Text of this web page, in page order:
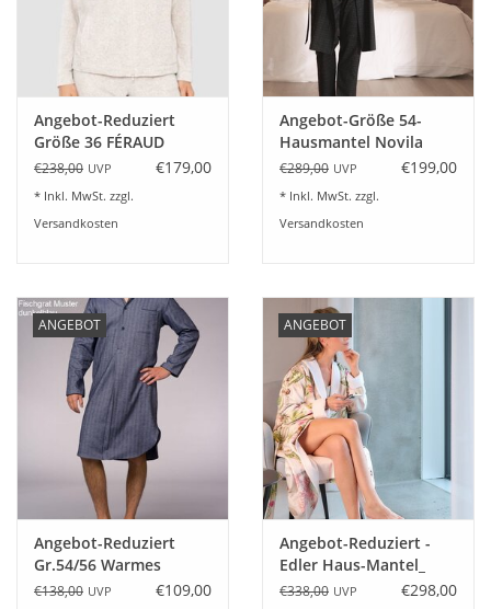
Angebot-Reduziert
Größe 36 FÉRAUD
Kuscheliger Hausanzug
Fleece-heather nature
€238,00 UVP €179,00
* Inkl. MwSt. zzgl.
Versandkosten
Angebot-Größe 54-
Hausmantel Novila
LORD 8214 Twill Karo
€289,00 UVP €199,00
* Inkl. MwSt. zzgl.
Versandkosten
ANGEBOT
Angebot-Reduziert
Gr.54/56 Warmes
Herren Flanell
€138,00 UVP €109,00
ANGEBOT
Angebot-Reduziert -
Edler Haus-Mantel_
BOTANIC-Satin und
€338,00 UVP €298,00